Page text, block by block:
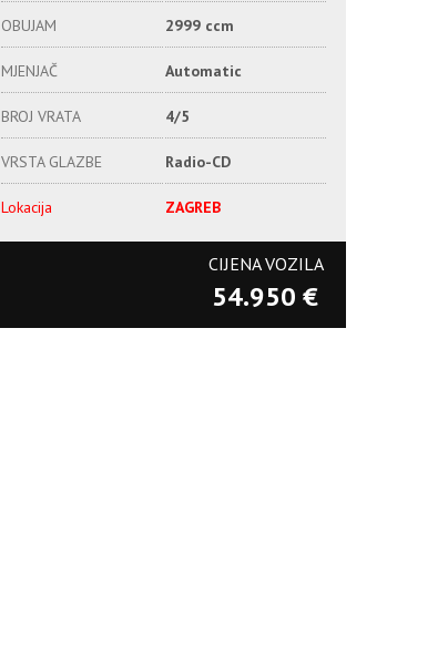
OBUJAM 2999 ccm
MJENJAČ Automatic
BROJ VRATA 4/5
VRSTA GLAZBE Radio-CD
Lokacija ZAGREB
CIJENA VOZILA
54.950 €